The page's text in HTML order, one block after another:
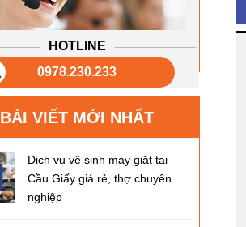
HOTLINE
0978.230.233
BÀI VIẾT MỚI NHẤT
Dịch vụ vệ sinh máy giặt tại
Cầu Giấy giá rẻ, thợ chuyên
nghiệp